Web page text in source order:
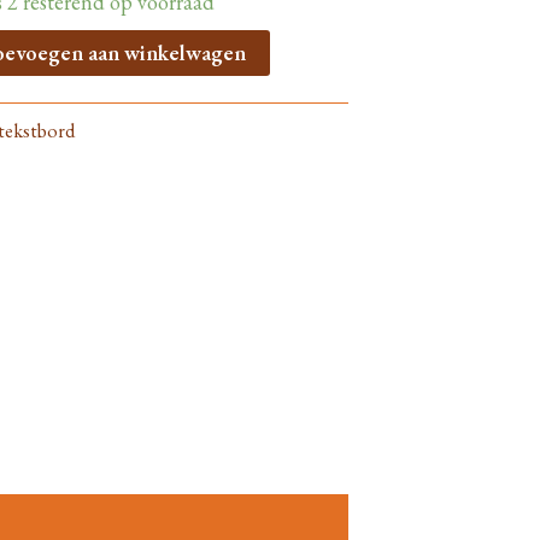
aan winkelwagen
tekstbord